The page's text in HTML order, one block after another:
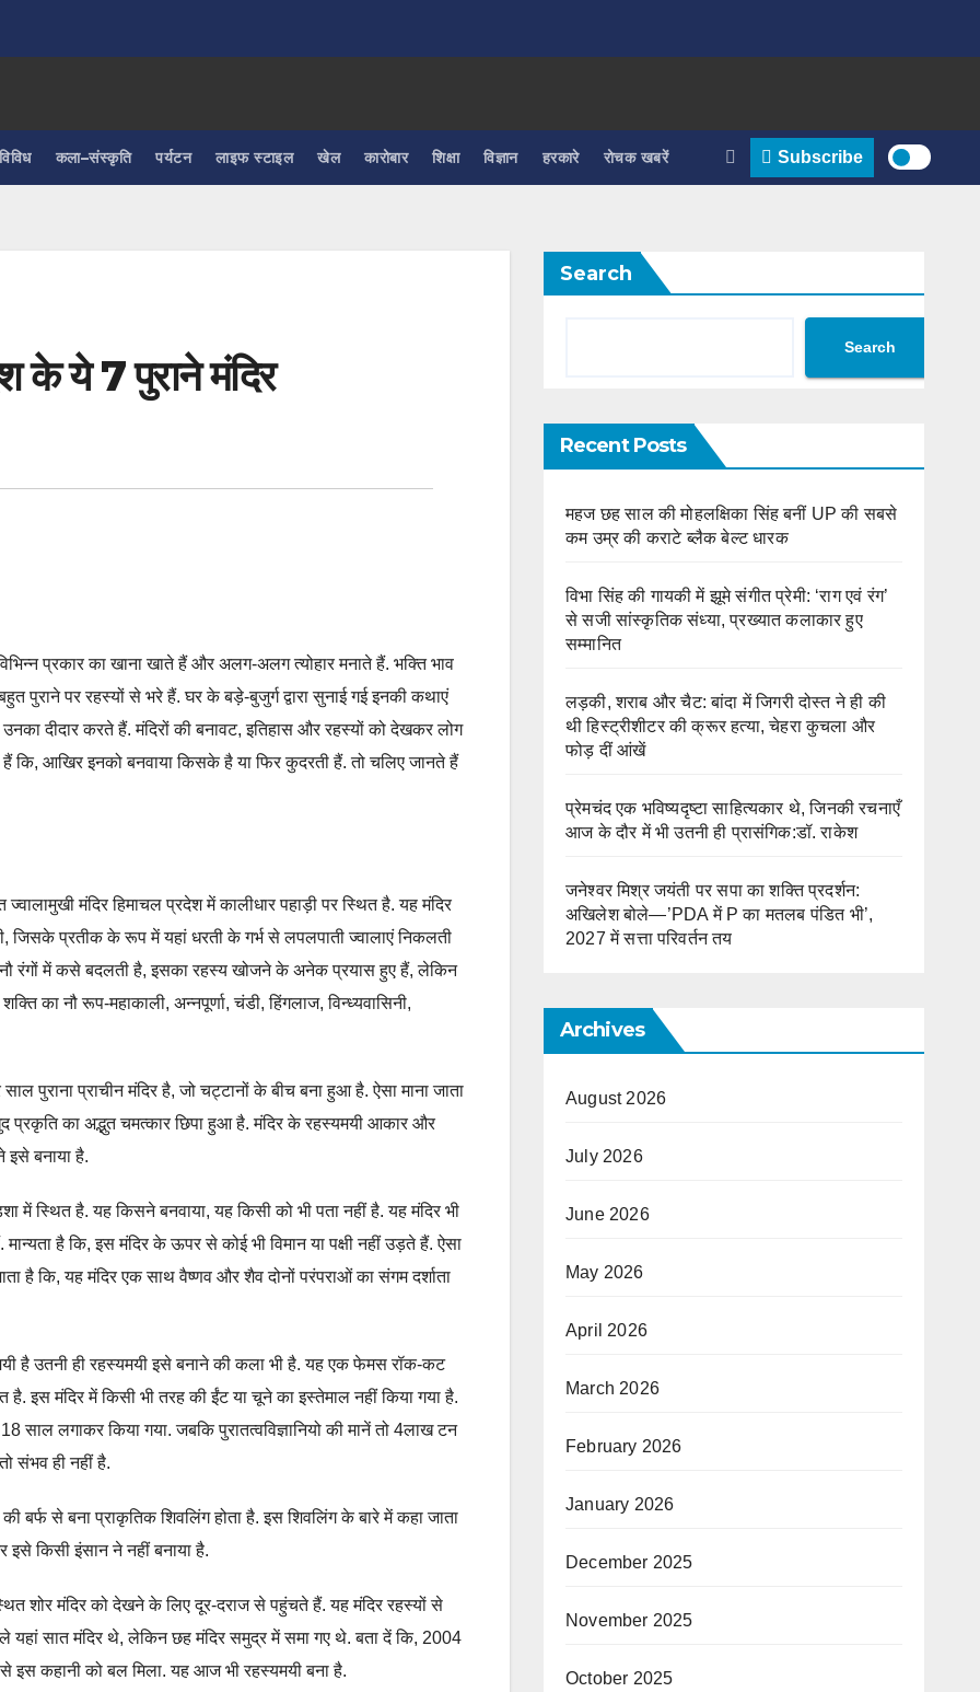
विविध कला–संस्कृति पर्यटन लाइफ स्टाइल खेल कारोबार शिक्षा विज्ञान हरकारे रोचक खबरें Subscribe
ये 7 पुराने मंदिर
प्रकार का खाना खाते हैं और अलग-अलग त्योहार मनाते हैं. भक्ति भाव
पुराने पर रहस्यों से भरे हैं. घर के बड़े-बुजुर्ग द्वारा सुनाई गई इनकी कथाएं
दीदार करते हैं. मंदिरों की बनावट, इतिहास और रहस्यों को देखकर लोग
आखिर इनको बनवाया किसके है या फिर कुदरती हैं. तो चलिए जानते हैं
मंदिर हिमाचल प्रदेश में कालीधार पहाड़ी पर स्थित है. यह मंदिर
जिसके प्रतीक के रूप में यहां धरती के गर्भ से लपलपाती ज्वालाएं निकलती
रंगों में कसे बदलती है, इसका रहस्य खोजने के अनेक प्रयास हुए हैं, लेकिन
का नौ रूप-महाकाली, अन्नपूर्णा, चंडी, हिंगलाज, विन्ध्यवासिनी,
पुराना प्राचीन मंदिर है, जो चट्टानों के बीच बना हुआ है. ऐसा माना जाता
प्रकृति का अद्भुत चमत्कार छिपा हुआ है. मंदिर के रहस्यमयी आकार और
बनाया है.
में स्थित है. यह किसने बनवाया, यह किसी को भी पता नहीं है. यह मंदिर भी
है कि, इस मंदिर के ऊपर से कोई भी विमान या पक्षी नहीं उड़ते हैं. ऐसा
है कि, यह मंदिर एक साथ वैष्णव और शैव दोनों परंपराओं का संगम दर्शाता
है उतनी ही रहस्‍यमयी इसे बनाने की कला भी है. यह एक फेमस रॉक-कट
इस मंद‍िर में क‍िसी भी तरह की ईंट या चूने का इस्‍तेमाल नहीं क‍िया गया है.
18 साल लगाकर किया गया. जबकि पुरातत्‍वविज्ञानियो की मानें तो 4लाख टन
संभव ही नहीं है.
बर्फ से बना प्राकृतिक शिवलिंग होता है. इस शिवलिंग के बारे में कहा जाता
किसी इंसान ने नहीं बनाया है.
शोर मंदिर को देखने के लिए दूर-दराज से पहुंचते हैं. यह मंदिर रहस्यों से
यहां सात मंदिर थे, लेकिन छह मंदिर समुद्र में समा गए थे. बता दें कि, 2004
इस कहानी को बल मिला. यह आज भी रहस्यमयी बना है.
Search
Search
Recent Posts
महज छह साल की मोहलक्षिका सिंह बनीं UP की सबसे
कम उम्र की कराटे ब्लैक बेल्ट धारक
विभा सिंह की गायकी में झूमे संगीत प्रेमी: ‘राग एवं रंग’
से सजी सांस्कृतिक संध्या, प्रख्यात कलाकार हुए
सम्मानित
लड़की, शराब और चैट: बांदा में जिगरी दोस्त ने ही की
थी हिस्ट्रीशीटर की क्रूर हत्या, चेहरा कुचला और
फोड़ दीं आंखें
प्रेमचंद एक भविष्यदृष्टा साहित्यकार थे, जिनकी रचनाएँ
आज के दौर में भी उतनी ही प्रासंगिक:डॉ. राकेश
जनेश्वर मिश्र जयंती पर सपा का शक्ति प्रदर्शन:
अखिलेश बोले—’PDA में P का मतलब पंडित भी’,
2027 में सत्ता परिवर्तन तय
Archives
August 2026
July 2026
June 2026
May 2026
April 2026
March 2026
February 2026
January 2026
December 2025
November 2025
October 2025